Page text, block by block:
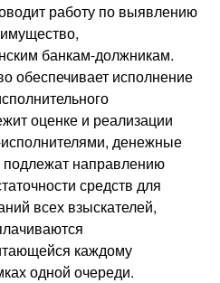
работу по выявлению
банкам-должникам.
обеспечивает исполнение
оценке и реализации
денежные
подлежат направлению
средств для
всех взыскателей,
каждому
одной очереди.